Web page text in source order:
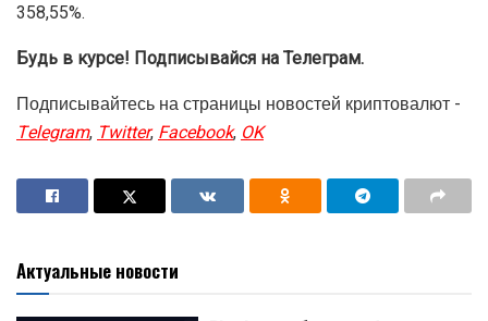
358,55%.
Будь в курсе! Подписывайся на Телеграм.
Подписывайтесь на страницы новостей криптовалют -
Telegram, Twitter, Facebook, OK
Актуальные новости